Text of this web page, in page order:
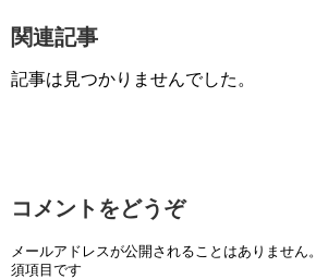
関連記事
記事は見つかりませんでした。
コメントをどうぞ
メールアドレスが公開されることはありません。
須項目です